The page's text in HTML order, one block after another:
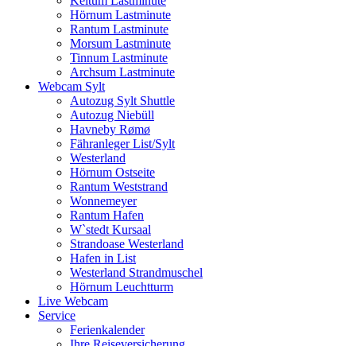
Hörnum Lastminute
Rantum Lastminute
Morsum Lastminute
Tinnum Lastminute
Archsum Lastminute
Webcam Sylt
Autozug Sylt Shuttle
Autozug Niebüll
Havneby Rømø
Fähranleger List/Sylt
Westerland
Hörnum Ostseite
Rantum Weststrand
Wonnemeyer
Rantum Hafen
W`stedt Kursaal
Strandoase Westerland
Hafen in List
Westerland Strandmuschel
Hörnum Leuchtturm
Live Webcam
Service
Ferienkalender